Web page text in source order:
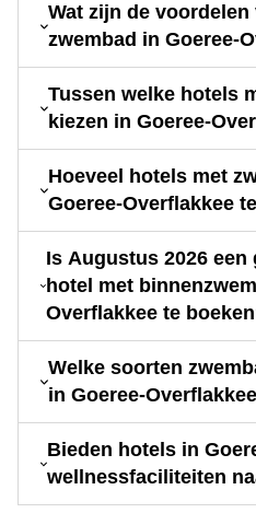
Wat zijn de
zwembad in Goeree-
Tussen welke hotels
kiezen in Goeree-
Hoeveel hotels met
Goeree-Overflakkee
Is Augustus 2026 een
hotel met
Overflakkee te
Welke soorten
in Goeree-
Bieden hotels in
wellnessfaciliteiten